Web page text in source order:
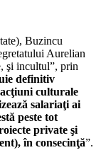
Buzincu
Aurelian
şi incultul”, prin
definitiv
culturale
salariaţi ai
peste tot
private şi
în consecinţă”.